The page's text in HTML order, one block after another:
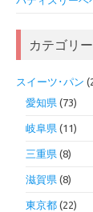
カテゴリー
スイーツ･パン
愛知県 (73)
岐阜県 (11)
三重県 (8)
滋賀県 (8)
東京都 (22)